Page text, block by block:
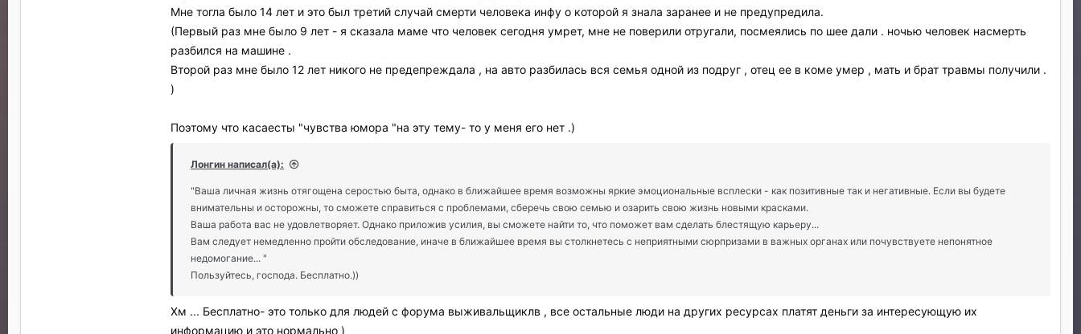
Мне тогла было 14 лет и это был третий случай смерти человека инфу о которой я знала заранее и не предупредила.
(Первый раз мне было 9 лет - я сказала маме что человек сегодня умрет, мне не поверили отругали, посмеялись по шее дали . ночью человек насмерть
разбился на машине .
Второй раз мне было 12 лет никого не предепреждала , на авто разбилась вся семья одной из подруг , отец ее в коме умер , мать и брат травмы получили .
)
Поэтому что касаесты "чувства юмора "на эту тему- то у меня его нет .)
Лонгин написал(а):
"Ваша личная жизнь отягощена серостью быта, однако в ближайшее время возможны яркие эмоциональные всплески - как позитивные так и негативные. Если вы будете
внимательны и осторожны, то сможете справиться с проблемами, сберечь свою семью и озарить свою жизнь новыми красками.
Ваша работа вас не удовлетворяет. Однако приложив усилия, вы сможете найти то, что поможет вам сделать блестящую карьеру...
Вам следует немедленно пройти обследование, иначе в ближайшее время вы столкнетесь с неприятными сюрпризами в важных органах или почувствуете непонятное
недомогание... "
Пользуйтесь, господа. Бесплатно.))
Хм ... Бесплатно- это только для людей с форума выживальщиклв , все остальные люди на других ресурсах платят деньги за интересующую их
информацию и это нормально )